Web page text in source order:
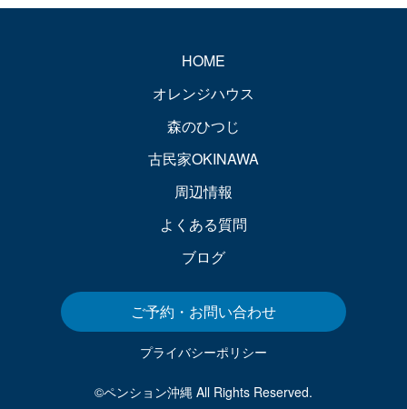
HOME
オレンジハウス
森のひつじ
古民家OKINAWA
周辺情報
よくある質問
ブログ
ご予約・お問い合わせ
プライバシーポリシー
©ペンション沖縄 All Rights Reserved.